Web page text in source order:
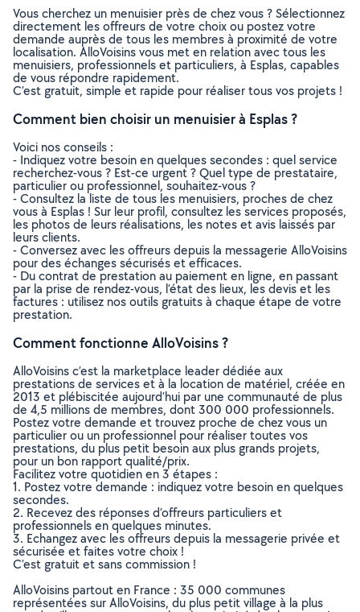
Vous cherchez un menuisier près de chez vous ? Sélectionnez
directement les offreurs de votre choix ou postez votre
demande auprès de tous les membres à proximité de votre
localisation. AlloVoisins vous met en relation avec tous les
menuisiers, professionnels et particuliers, à Esplas, capables
de vous répondre rapidement.
C’est gratuit, simple et rapide pour réaliser tous vos projets !
Comment bien choisir un menuisier à Esplas ?
Voici nos conseils :
- Indiquez votre besoin en quelques secondes : quel service
recherchez-vous ? Est-ce urgent ? Quel type de prestataire,
particulier ou professionnel, souhaitez-vous ?
- Consultez la liste de tous les menuisiers, proches de chez
vous à Esplas ! Sur leur profil, consultez les services proposés,
les photos de leurs réalisations, les notes et avis laissés par
leurs clients.
- Conversez avec les offreurs depuis la messagerie AlloVoisins
pour des échanges sécurisés et efficaces.
- Du contrat de prestation au paiement en ligne, en passant
par la prise de rendez-vous, l’état des lieux, les devis et les
factures : utilisez nos outils gratuits à chaque étape de votre
prestation.
Comment fonctionne AlloVoisins ?
AlloVoisins c’est la marketplace leader dédiée aux
prestations de services et à la location de matériel, créée en
2013 et plébiscitée aujourd’hui par une communauté de plus
de 4,5 millions de membres, dont 300 000 professionnels.
Postez votre demande et trouvez proche de chez vous un
particulier ou un professionnel pour réaliser toutes vos
prestations, du plus petit besoin aux plus grands projets,
pour un bon rapport qualité/prix.
Facilitez votre quotidien en 3 étapes :
1. Postez votre demande : indiquez votre besoin en quelques
secondes.
2. Recevez des réponses d’offreurs particuliers et
professionnels en quelques minutes.
3. Echangez avec les offreurs depuis la messagerie privée et
sécurisée et faites votre choix !
C’est gratuit et sans commission !
AlloVoisins partout en France : 35 000 communes
représentées sur AlloVoisins, du plus petit village à la plus